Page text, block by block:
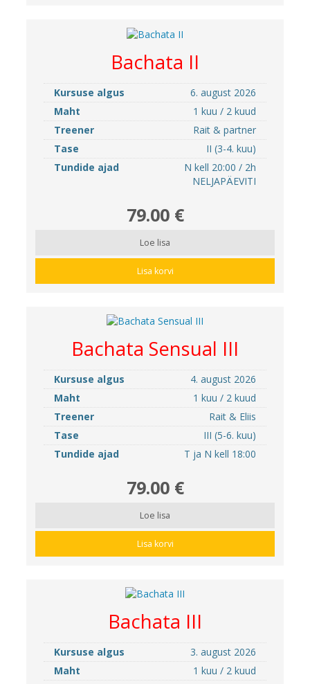
Bachata II
Kursuse algus
6. august 2026
Maht
1 kuu / 2 kuud
Treener
Rait & partner
Tase
II (3-4. kuu)
Tundide ajad
N kell 20:00 / 2h
NELJAPÄEVITI
79.00 €
Loe lisa
Lisa korvi
Bachata Sensual III
Kursuse algus
4. august 2026
Maht
1 kuu / 2 kuud
Treener
Rait & Eliis
Tase
III (5-6. kuu)
Tundide ajad
T ja N kell 18:00
79.00 €
Loe lisa
Lisa korvi
Bachata III
Kursuse algus
3. august 2026
Maht
1 kuu / 2 kuud